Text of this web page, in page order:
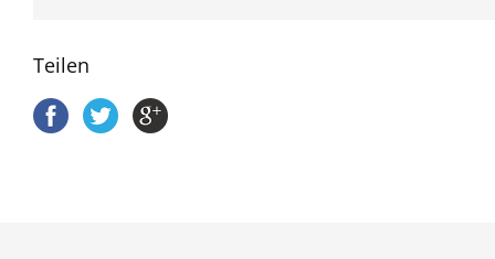
Teilen